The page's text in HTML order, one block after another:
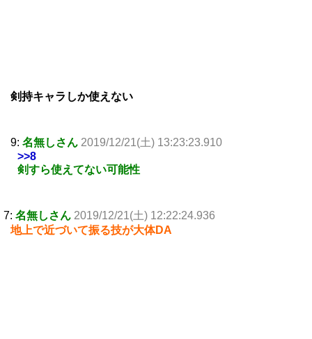
剣持キャラしか使えない
9: 名無しさん 2019/12/21(土) 13:23:23.910
>>8
剣すら使えてない可能性
7: 名無しさん 2019/12/21(土) 12:22:24.936
地上で近づいて振る技が大体DA